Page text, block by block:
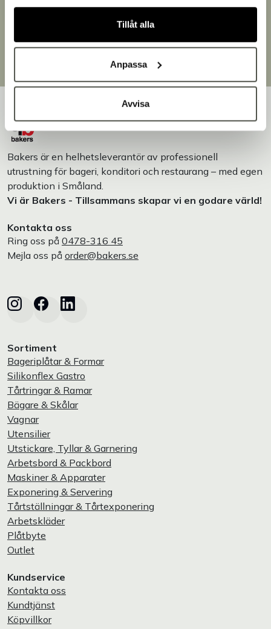
Tillåt alla
Anpassa
Avvisa
Leverans inom 3-5 arbetsdagar.
Egen produktion
Designat och tillverkat i Småland
Bakers är en helhetsleverantör av professionell
utrustning för bageri, konditori och restaurang – med egen
produktion i Småland.
Vi är Bakers - Tillsammans skapar vi en godare värld!
Kontakta oss
Ring oss på 0478-316 45
Mejla oss på order@bakers.se
Sortiment
Bageriplåtar & Formar
Silikonflex Gastro
Tårtringar & Ramar
Bägare & Skålar
Vagnar
Utensilier
Utstickare, Tyllar & Garnering
Arbetsbord & Packbord
Maskiner & Apparater
Exponering & Servering
Tårtställningar & Tårtexponering
Arbetskläder
Plåtbyte
Outlet
Kundservice
Kontakta oss
Kundtjänst
Köpvillkor